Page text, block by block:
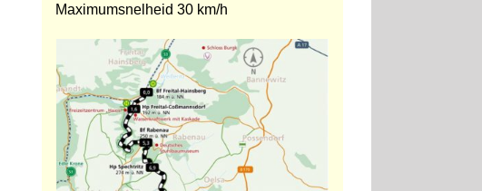
Maximumsnelheid 30 km/h